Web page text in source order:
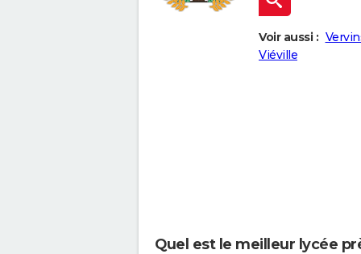
Voir aussi :
Viéville
Quel est le meilleur lycée